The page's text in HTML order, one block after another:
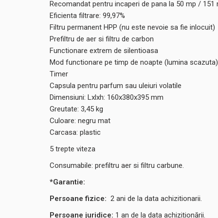
Recomandat pentru incaperi de pana la 50 mp / 151
Eficienta filtrare: 99,97%
Filtru permanent HPP (nu este nevoie sa fie inlocuit)
Prefiltru de aer si filtru de carbon
Functionare extrem de silentioasa
Mod functionare pe timp de noapte (lumina scazuta)
Timer
Capsula pentru parfum sau uleiuri volatile
Dimensiuni: Lxlxh: 160x380x395 mm
Greutate: 3,45 kg
Culoare: negru mat
Carcasa: plastic
5 trepte viteza
Consumabile: prefiltru aer si filtru carbune.
*Garantie:
Persoane fizice: 2 ani de la data achizitionarii.
Persoane juridice: 1 an de la data achiziționării.